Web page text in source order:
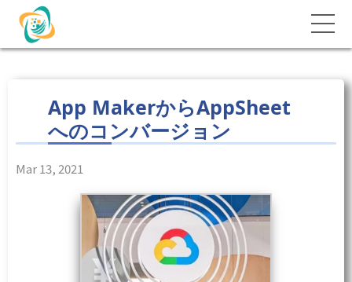
App MakerからAppSheet
へのコンバージョン
Mar 13, 2021